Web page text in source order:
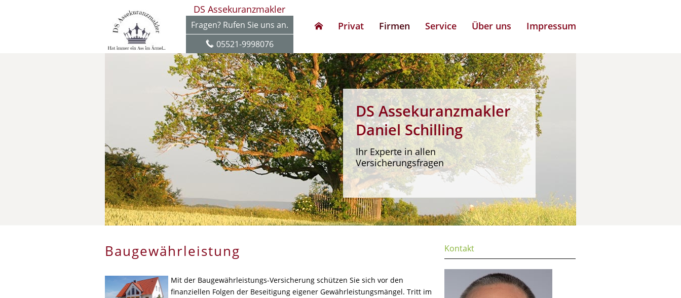
Privat Firmen Service Über uns Impressum
DS Assekuranzmakler
Fragen? Rufen Sie uns an.
05521-9998076
DS Assekuranzmakler
Daniel Schilling
Ihr Experte in allen
Versicherungsfragen
Kontakt
Baugewährleistung
Mit der Baugewährleistungs-Versicherung schützen Sie sich vor den
finanziellen Folgen der Beseitigung eigener Gewährleistungsmängel. Tritt im